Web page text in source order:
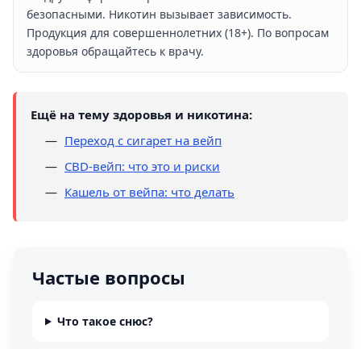
безопасными. Никотин вызывает зависимость.
Продукция для совершеннолетних (18+). По вопросам
здоровья обращайтесь к врачу.
Ещё на тему здоровья и никотина:
Переход с сигарет на вейп
CBD-вейп: что это и риски
Кашель от вейпа: что делать
Частые вопросы
Что такое снюс?